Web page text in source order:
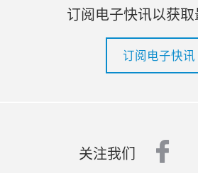
订阅电子快讯以获
订阅电子快讯
关注我们